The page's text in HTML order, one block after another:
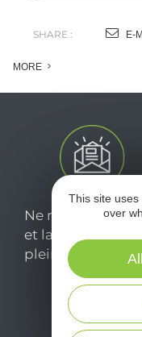
SHARE : E-
MORE
Ne manquez
et laissez-vous
pleinement de
Je
This site
over